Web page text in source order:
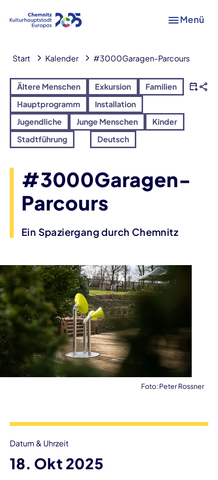
Menü
Start Kalender #3000Garagen-Parcours
Ältere Menschen Exkursion
Familien
Hauptprogramm
Installation
Jugendliche
Junge Menschen
Kinder
Stadtführung
Deutsch
#3000Garagen-
Parcours
Ein Spaziergang durch Chemnitz
Foto: Peter Rossner
Datum & Uhrzeit
18. Okt 2025